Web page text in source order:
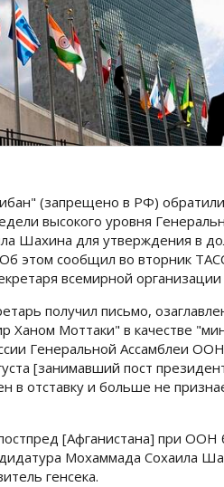
(запрещено в РФ)
высокого уровня
Шахина для утверждения в
этом сообщил во вторник
всемирной
получил письмо,
Ханом Моттаки" в качестве
Генеральной Ассамблеи
[занимавший пост
в отставку и больше не
[Афганистана] при ООН
Мохаммада Сохаила
генсека.